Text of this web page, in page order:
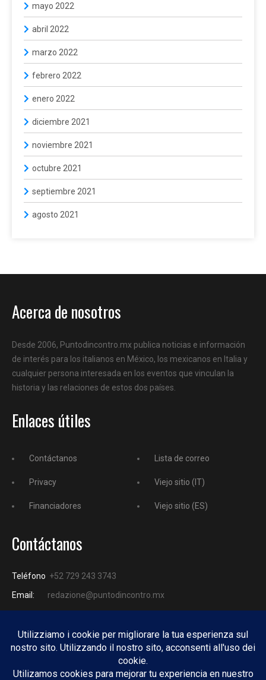
mayo 2022
abril 2022
marzo 2022
febrero 2022
enero 2022
diciembre 2021
noviembre 2021
octubre 2021
septiembre 2021
agosto 2021
Acerca de nosotros
Desde 2006, Puntodincontro.mx publica noticias e información
de interés para los italianos en México, los mexicanos en Italia y
cualquier persona interesada en los eventos que vinculan la
historia y las relaciones de estos dos países.
Enlaces útiles
Contáctanos
Privacy
Financiadores
Lista de correo
Viejo sitio (IT)
Viejo sitio (ES)
Contáctanos
Teléfono +52 729 243 3743
Email:
redazione@puntodincontro.mx
PUNTODINCONTRO